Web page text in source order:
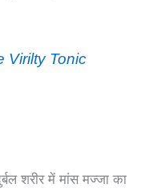
Virilty Tonic
शरीर में मांस मज्जा का